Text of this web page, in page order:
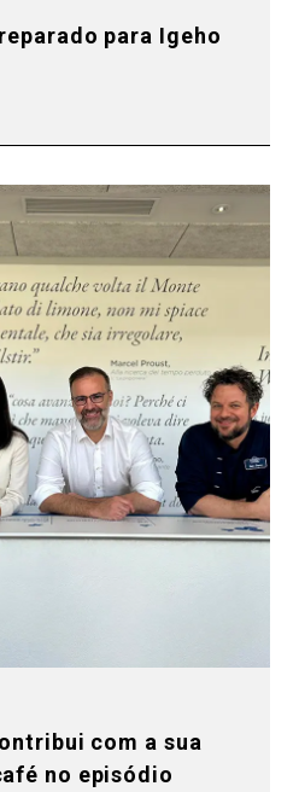
para Igeho
com a sua
no episódio